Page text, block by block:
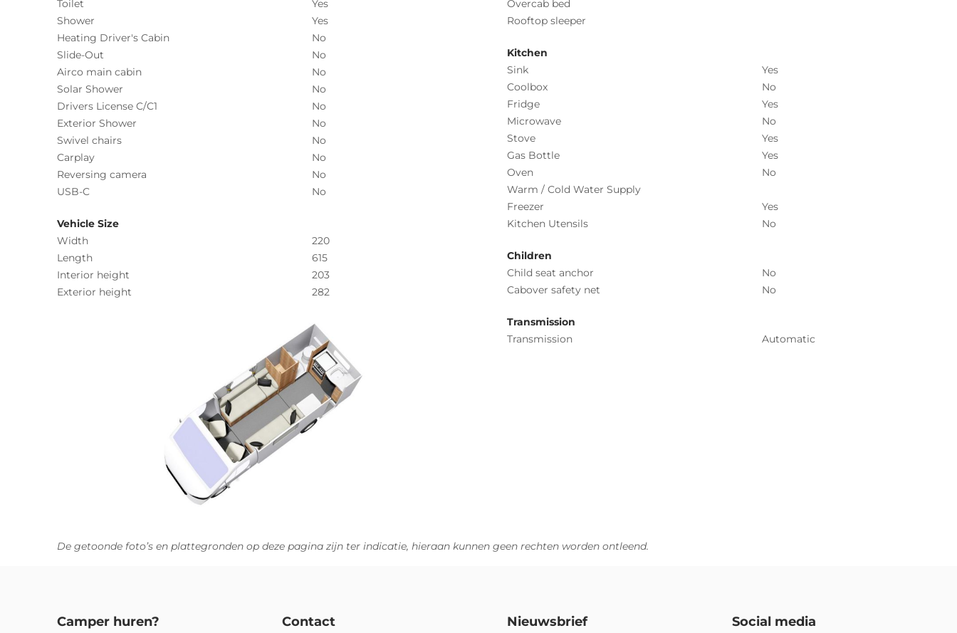
Toilet
Yes
Shower
Yes
Heating Driver's Cabin
No
Slide-Out
No
Airco main cabin
No
Solar Shower
No
Drivers License C/C1
No
Exterior Shower
No
Swivel chairs
No
Carplay
No
Reversing camera
No
USB-C
No
Vehicle Size
Width
220
Length
615
Interior height
203
Exterior height
282
Overcab bed
Rooftop sleeper
Kitchen
Sink
Yes
Coolbox
No
Fridge
Yes
Microwave
No
Stove
Yes
Gas Bottle
Yes
Oven
No
Warm / Cold Water Supply
Freezer
Yes
Kitchen Utensils
No
Children
Child seat anchor
No
Cabover safety net
No
Transmission
Transmission
Automatic
De getoonde foto’s en plattegronden op deze pagina zijn ter indicatie, hieraan kunnen geen rechten worden ontleend.
Camper huren? Contact Nieuwsbrief Social media